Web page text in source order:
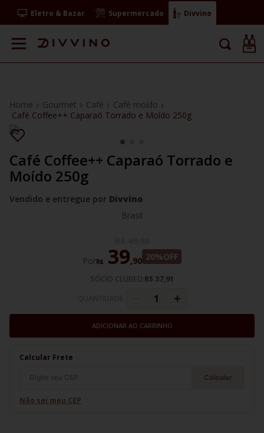
Eletro & Bazar Supermercado Divvino
Gourmet Café
Café moído
Café Coffee++ Caparaó Torrado e Moído 250g
Café Coffee++ Caparaó Torrado e
Moído 250g
Vendido e entregue por Divvino
Brasil
PorR$ 39,90 20%OFF
SÓCIO CLUBED:R$ 37,91
ADICIONAR AO CARRINHO
Calcular Frete
Calcular
Não sei meu CEP